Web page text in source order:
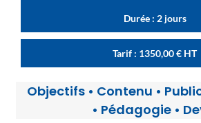
Durée : 2 jours
Tarif : 1350,00€ HT
Objectifs • Contenu •
• Pédagogie •